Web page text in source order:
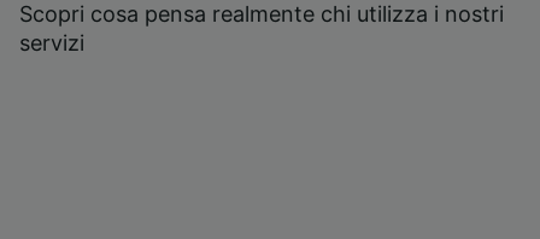
Scopri cosa pensa realmente chi utilizza i nostri
servizi